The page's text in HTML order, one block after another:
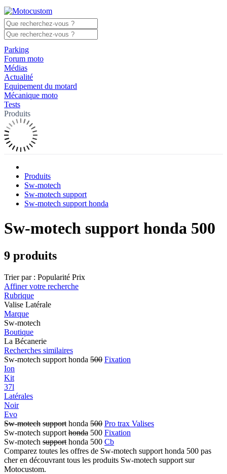
Parking
Forum moto
Médias
Actualité
Equipement du motard
Mécanique moto
Tests
Produits
Produits
Sw-motech
Sw-motech support
Sw-motech support honda
Sw-motech support honda 500
9 produits
Trier par : Popularité Prix
Affiner votre recherche
Rubrique
Valise Latérale
Marque
Sw-motech
Boutique
La Bécanerie
Recherches similaires
Sw-motech support honda 500 Fixation
Ion
Kit
37l
Latérales
Noir
Evo
Sw-motech support honda 500 Pro trax Valises
Sw-motech support honda 500 Fixation
Sw-motech support honda 500 Cb
Comparez toutes les offres de Sw-motech support honda 500 pas
cher en découvrant tous les produits Sw-motech support sur
Motocustom.